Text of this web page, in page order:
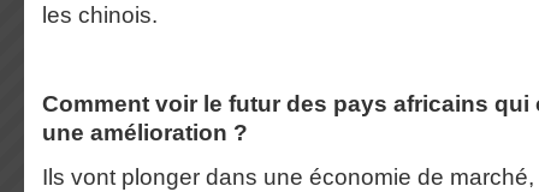
les chinois.
Comment voir le futur des pays africains qui
une amélioration ?
Ils vont plonger dans une économie de marché,